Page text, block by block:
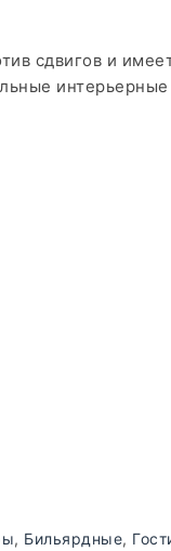
сдвигов и
, Бильярдные,